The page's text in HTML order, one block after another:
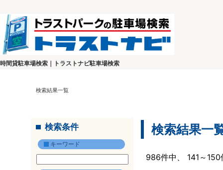
時間貸駐車場検索｜トラストナビ駐車場検索
検索結果一覧
検索条件
キーワード
検索結果一
986件中、 141～